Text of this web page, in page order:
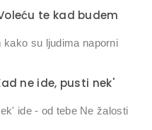
te kad budem
su ljudima naporni
ne ide, pusti nek'
ide - od tebe Ne žalosti